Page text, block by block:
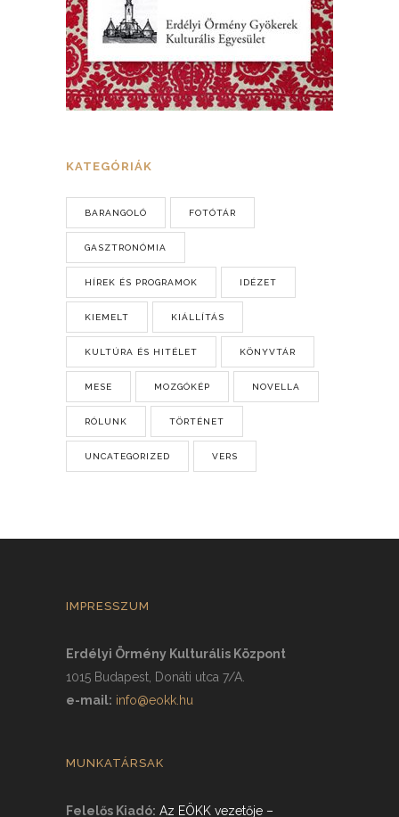
KATEGÓRIÁK
BARANGOLÓ FOTÓTÁR
GASZTRONÓMIA
HÍREK ÉS PROGRAMOK IDÉZET
KIEMELT KIÁLLÍTÁS
KULTÚRA ÉS HITÉLET KÖNYVTÁR
MESE MOZGÓKÉP NOVELLA
RÓLUNK TÖRTÉNET
UNCATEGORIZED VERS
IMPRESSZUM
Erdélyi Örmény Kulturális Központ
1015 Budapest, Donáti utca 7/A.
e-mail: info@eokk.hu
MUNKATÁRSAK
Felelős Kiadó: Az EÖKK vezetője –